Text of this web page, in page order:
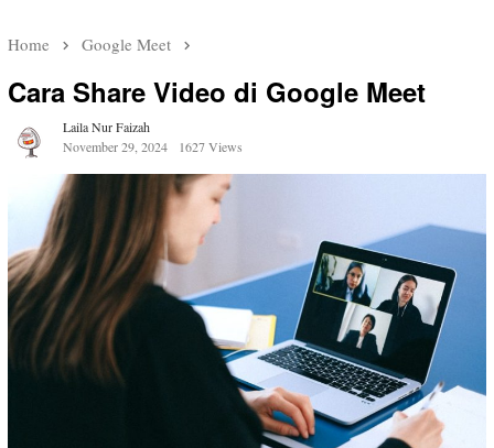
Home Google Meet
Cara Share Video di Google Meet
Laila Nur Faizah
November 29, 2024
1627 Views